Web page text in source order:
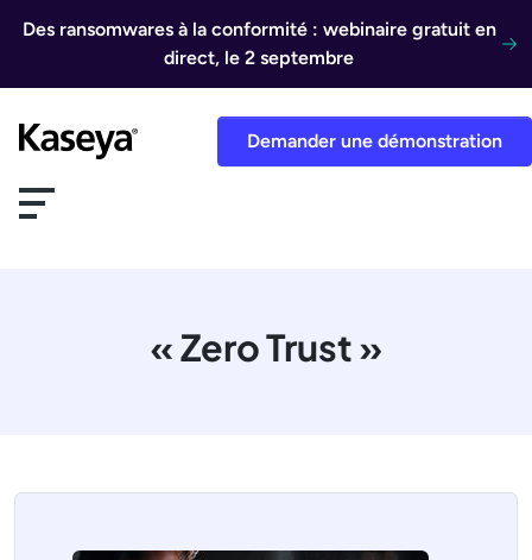
Des ransomwares à la conformité : webinaire gratuit en
direct, le 2 septembre
Demander une démonstration
« Zero Trust »